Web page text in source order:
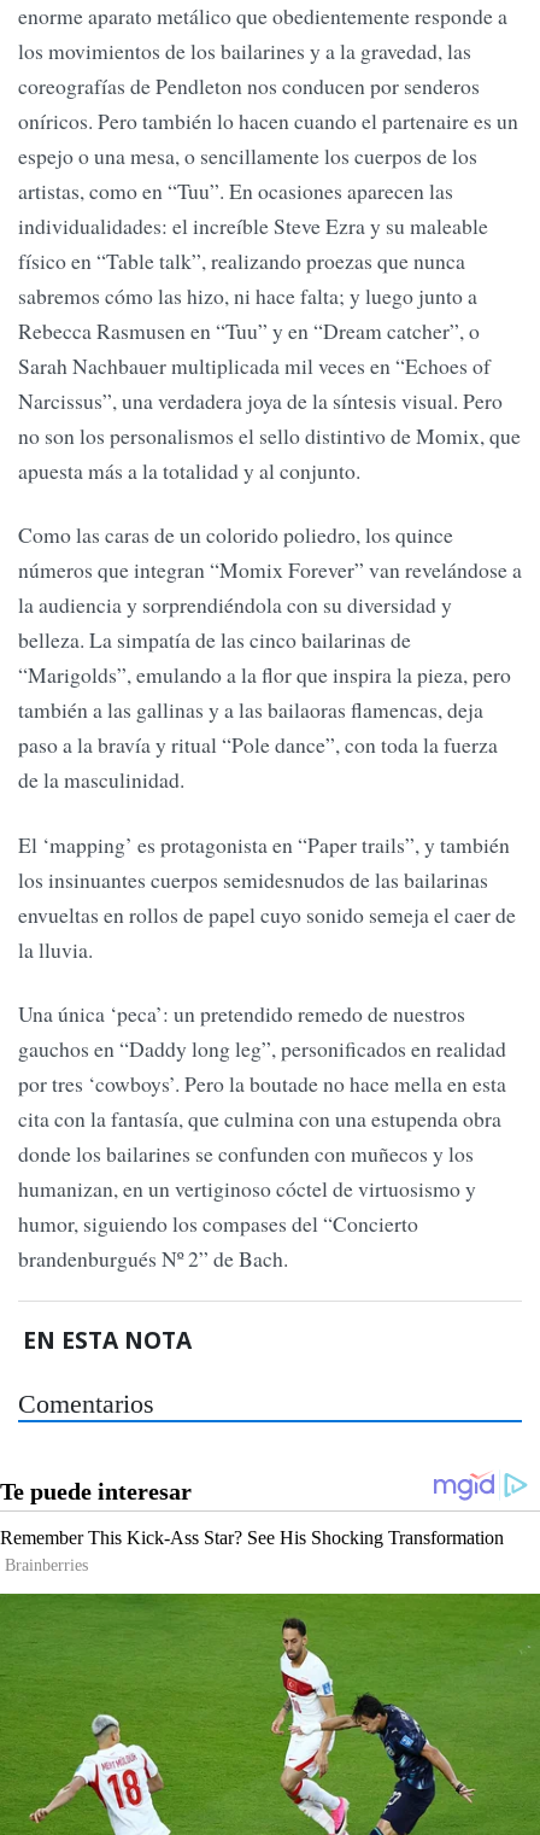
enorme aparato metálico que obedientemente responde a
los movimientos de los bailarines y a la gravedad, las
coreografías de Pendleton nos conducen por senderos
oníricos. Pero también lo hacen cuando el partenaire es un
espejo o una mesa, o sencillamente los cuerpos de los
artistas, como en “Tuu”. En ocasiones aparecen las
individualidades: el increíble Steve Ezra y su maleable
físico en “Table talk”, realizando proezas que nunca
sabremos cómo las hizo, ni hace falta; y luego junto a
Rebecca Rasmusen en “Tuu” y en “Dream catcher”, o
Sarah Nachbauer multiplicada mil veces en “Echoes of
Narcissus”, una verdadera joya de la síntesis visual. Pero
no son los personalismos el sello distintivo de Momix, que
apuesta más a la totalidad y al conjunto.
Como las caras de un colorido poliedro, los quince
números que integran “Momix Forever” van revelándose a
la audiencia y sorprendiéndola con su diversidad y
belleza. La simpatía de las cinco bailarinas de
“Marigolds”, emulando a la flor que inspira la pieza, pero
también a las gallinas y a las bailaoras flamencas, deja
paso a la bravía y ritual “Pole dance”, con toda la fuerza
de la masculinidad.
El ‘mapping’ es protagonista en “Paper trails”, y también
los insinuantes cuerpos semidesnudos de las bailarinas
envueltas en rollos de papel cuyo sonido semeja el caer de
la lluvia.
Una única ‘peca’: un pretendido remedo de nuestros
gauchos en “Daddy long leg”, personificados en realidad
por tres ‘cowboys’. Pero la boutade no hace mella en esta
cita con la fantasía, que culmina con una estupenda obra
donde los bailarines se confunden con muñecos y los
humanizan, en un vertiginoso cóctel de virtuosismo y
humor, siguiendo los compases del “Concierto
brandenburgués Nº 2” de Bach.
EN ESTA NOTA
Comentarios